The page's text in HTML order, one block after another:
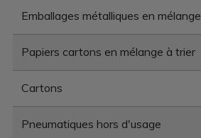
Emballages métalliques en mélange
Papiers cartons en mélange à trier
Cartons
Pneumatiques hors d'usage